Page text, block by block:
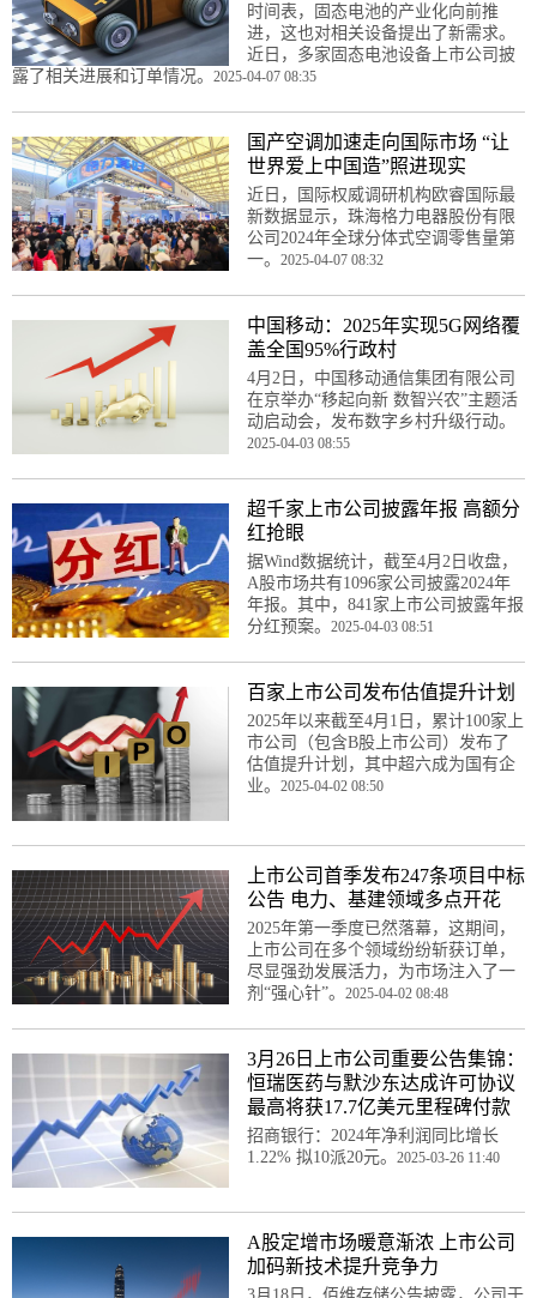
时间表，固态电池的产业化向前推
进，这也对相关设备提出了新需求。
近日，多家固态电池设备上市公司披
露了相关进展和订单情况。 2025-04-07 08:35
国产空调加速走向国际市场 “让
世界爱上中国造”照进现实
近日，国际权威调研机构欧睿国际最
新数据显示，珠海格力电器股份有限
公司2024年全球分体式空调零售量第
一。 2025-04-07 08:32
中国移动：2025年实现5G网络覆
盖全国95%行政村
4月2日，中国移动通信集团有限公司
在京举办“移起向新 数智兴农”主题活
动启动会，发布数字乡村升级行动。
2025-04-03 08:55
超千家上市公司披露年报 高额分
红抢眼
据Wind数据统计，截至4月2日收盘，
A股市场共有1096家公司披露2024年
年报。其中，841家上市公司披露年报
分红预案。 2025-04-03 08:51
百家上市公司发布估值提升计划
2025年以来截至4月1日，累计100家上
市公司（包含B股上市公司）发布了
估值提升计划，其中超六成为国有企
业。 2025-04-02 08:50
上市公司首季发布247条项目中标
公告 电力、基建领域多点开花
2025年第一季度已然落幕，这期间，
上市公司在多个领域纷纷斩获订单，
尽显强劲发展活力，为市场注入了一
剂“强心针”。 2025-04-02 08:48
3月26日上市公司重要公告集锦：
恒瑞医药与默沙东达成许可协议
最高将获17.7亿美元里程碑付款
招商银行：2024年净利润同比增长
1.22% 拟10派20元。 2025-03-26 11:40
A股定增市场暖意渐浓 上市公司
加码新技术提升竞争力
3月18日，佰维存储公告披露，公司于